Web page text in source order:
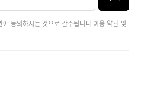
동의하시는 것으로 간주됩니다. 이용 약관 및